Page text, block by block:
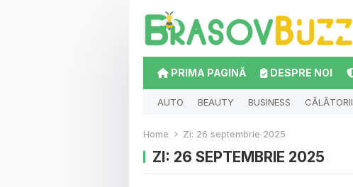
PRIMA PAGINĂ DESPRE NOI
AUTO BEAUTY BUSINESS CĂLĂTORII
Home Zi: 26 septembrie 2025
ZI: 26 SEPTEMBRIE 2025